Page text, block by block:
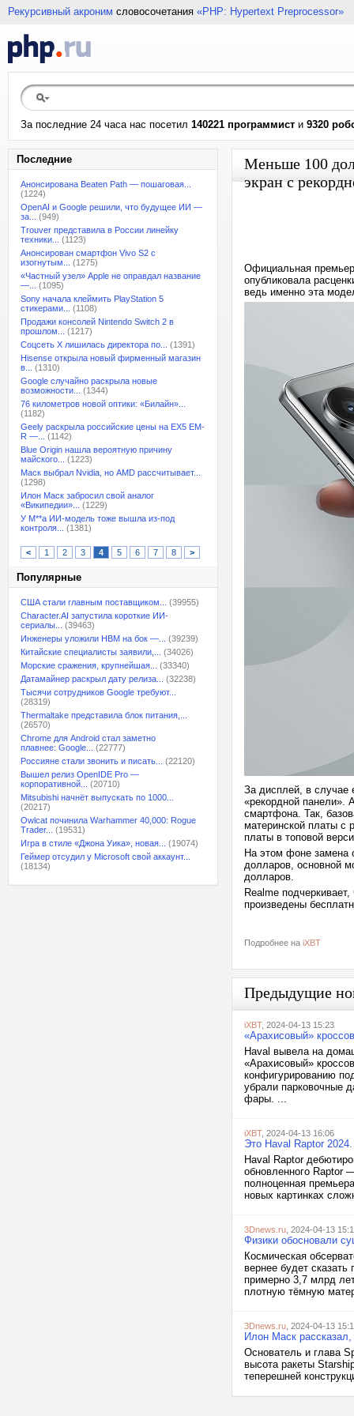
Рекурсивный акроним словосочетания «PHP: Hypertext Preprocessor»
За последние 24 часа нас посетил 140221 программист и 9320
Последние
Анонсирована Beaten Path — пошаговая...
(1224)
OpenAI и Google решили, что будущее ИИ —
за...
(949)
Trouver представила в России линейку
техники...
(1123)
Анонсирован смартфон Vivo S2 с
изогнутым...
(1275)
«Частный узел» Apple не оправдал название
—...
(1095)
Sony начала клеймить PlayStation 5
стикерами...
(1108)
Продажи консолей Nintendo Switch 2 в
прошлом...
(1217)
Соцсеть X лишилась директора по...
(1391)
Hisense открыла новый фирменный магазин
в...
(1310)
Google случайно раскрыла новые
возможности...
(1344)
76 километров новой оптики: «Билайн»...
(1182)
Geely раскрыла российские цены на EX5 EM-
R —...
(1142)
Blue Origin нашла вероятную причину
майского...
(1223)
Маск выбрал Nvidia, но AMD рассчитывает...
(1298)
Илон Маск забросил свой аналог
«Википедии»...
(1229)
У M**a ИИ-модель тоже вышла из-под
контроля...
(1381)
< 1 2 3 4 5 6 7 8 >
Популярные
США стали главным поставщиком...
(39955)
Character.AI запустила короткие ИИ-
сериалы...
(39463)
Инженеры уложили HBM на бок —...
(39239)
Китайские специалисты заявили,...
(34026)
Морские сражения, крупнейшая...
(33340)
Датамайнер раскрыл дату релиза...
(32238)
Тысячи сотрудников Google требуют...
(28319)
Thermaltake представила блок питания,...
(26570)
Chrome для Android стал заметно
плавнее: Google...
(22777)
Россияне стали звонить и писать...
(22120)
Вышел релиз OpenIDE Pro —
корпоративной...
(20710)
Mitsubishi начнёт выпускать по 1000...
(20217)
Owlcat починила Warhammer 40,000: Rogue
Trader...
(19531)
Игра в стиле «Джона Уика», новая...
(19074)
Геймер отсудил у Microsoft свой аккаунт...
(18134)
Меньше 100
экран с
Официальная
опубликовала
ведь именно эта
За дисплей, в случае
«рекордной панели».
смартфона. Так,
материнской платы с
платы в топовой
На этом фоне замена
долларов, основной
долларов.
Realme
произведены
Подробнее на iXBT
Предыдущие
iXBT, 2024-04-13 15:23
«Арахисовый»
Haval вывела на
«Арахисовый»
конфигурированию
убрали парковочные
фары. ...
iXBT, 2024-04-13 16:06
Это Haval Raptor
Haval Raptor
обновленного Raptor
полноценная
новых картинках
3Dnews.ru , 2024-04-13
Физики обосновали
Космическая
вернее будет
примерно 3,7 млрд
плотную тёмную
3Dnews.ru , 2024-04-13
Илон Маск
Основатель и глава
высота ракеты
теперешней